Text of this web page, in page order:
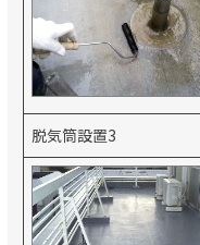
脱気筒設置3